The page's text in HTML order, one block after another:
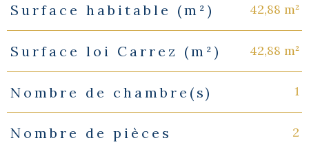
Surface habitable (m²) 42,88 m²
Surface loi Carrez (m²) 42,88 m²
Nombre de chambre(s) 1
Nombre de pièces 2